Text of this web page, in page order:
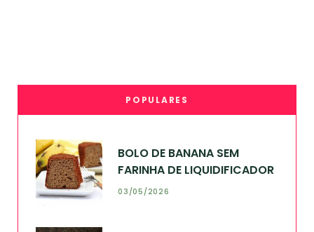
POPULARES
BOLO DE BANANA SEM
FARINHA DE LIQUIDIFICADOR
03/05/2026